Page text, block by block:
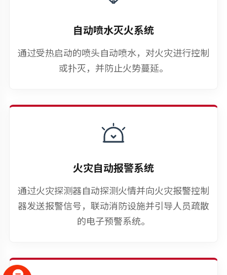
自动喷水灭火系统
通过受热启动的喷头自动喷水，对火灾进行控制
或扑灭，并防止火势蔓延。
火灾自动报警系统
通过火灾探测器自动探测火情并向火灾报警控制
器发送报警信号，联动消防设施并引导人员疏散
的电子预警系统。